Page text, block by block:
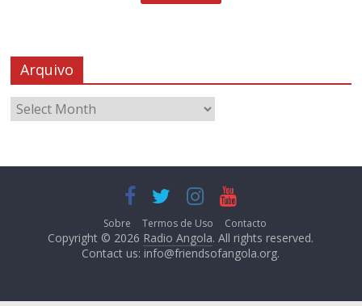
Arquivo
Sobre Termos de Uso Contacto
Copyright © 2026 Radio Angola. All rights reserved.
Contact us: info@friendsofangola.org.